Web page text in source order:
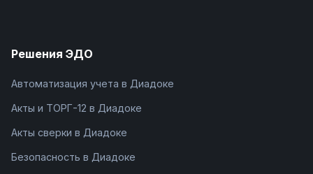
Решения ЭДО
Автоматизация учета в Диадоке
Акты и ТОРГ-12 в Диадоке
Акты сверки в Диадоке
Безопасность в Диадоке